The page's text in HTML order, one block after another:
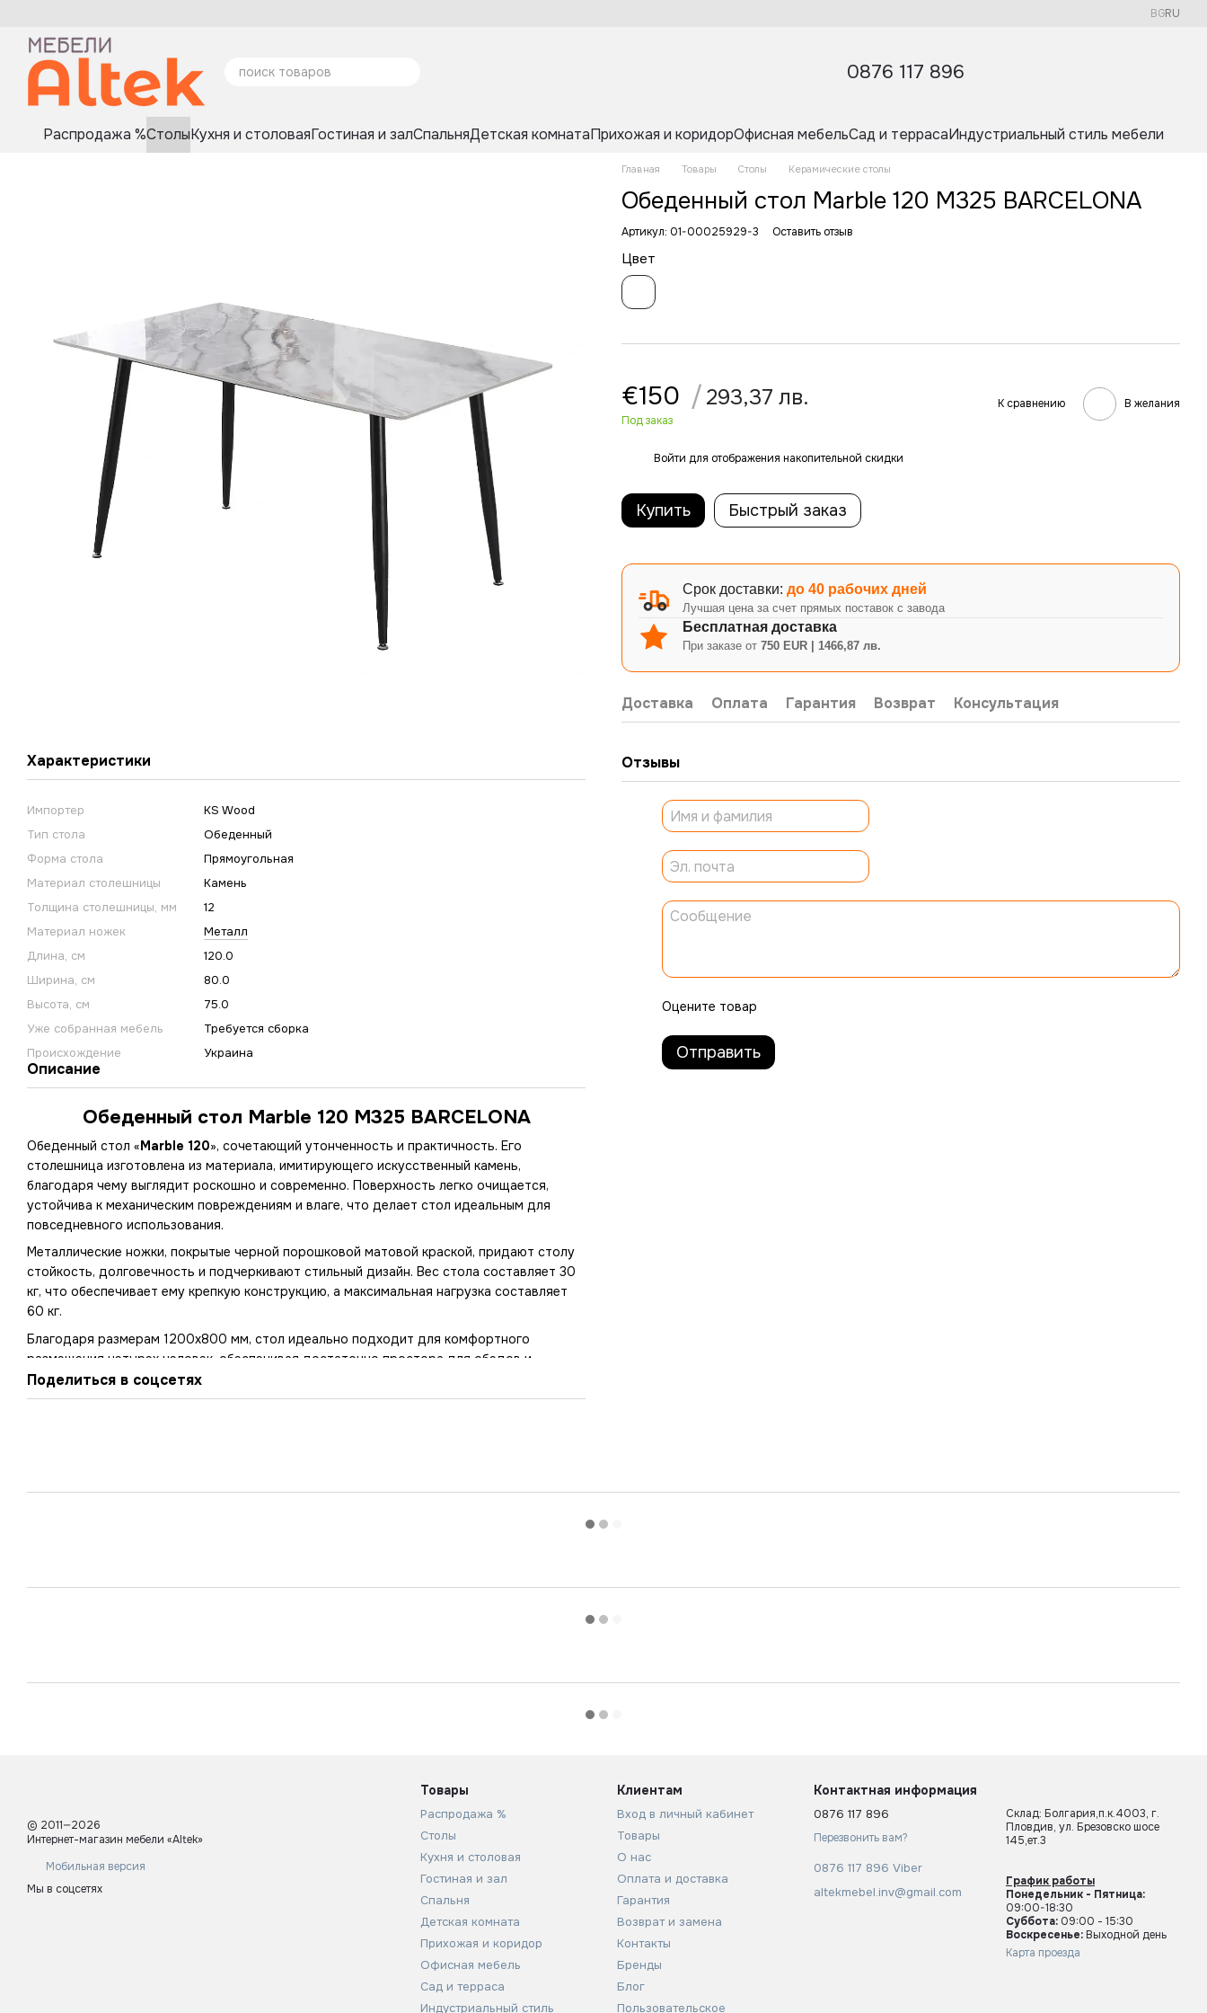
BGRU
0876 117 896
Распродажа %СтолыКухня и столоваяГостиная и залСпальняДетская комнатаПрихожая и коридорОфисная мебельСад и террасаИндустриальный стиль мебели
Характеристики
Импортер
KS Wood
Тип стола
Обеденный
Форма стола
Прямоугольная
Материал столешницы
Камень
Толщина столешницы, мм
12
Материал ножек
Металл
Длина, см
120.0
Ширина, см
80.0
Высота, см
75.0
Уже собранная мебель
Требуется сборка
Происхождение
Украина
Описание
Обеденный стол Marble 120 M325 BARCELONA
Обеденный стол «Marble 120», сочетающий утонченность и практичность. Его
столешница изготовлена ​​из материала, имитирующего искусственный камень,
благодаря чему выглядит роскошно и современно. Поверхность легко очищается,
устойчива к механическим повреждениям и влаге, что делает стол идеальным для
повседневного использования.
Металлические ножки, покрытые черной порошковой матовой краской, придают столу
стойкость, долговечность и подчеркивают стильный дизайн. Вес стола составляет 30
кг, что обеспечивает ему крепкую конструкцию, а максимальная нагрузка составляет
60 кг.
Благодаря размерам 1200x800 мм, стол идеально подходит для комфортного
размещения четырех человек, обеспечивая достаточно простора для обедов и
семейных встреч. Его высота – 750 мм, что соответствует стандартным параметрам
для удобного сиденья.
Поделиться в соцсетях
Главная Товары Столы Керамические столы
Обеденный стол Marble 120 M325 BARCELONA
Артикул: 01-00025929-3 Оставить отзыв
Цвет
€150 / 293,37 лв.
Под заказ
К сравнению В желания
Войти для отображения накопительной скидки
Купить Быстрый заказ
Срок доставки: до 40 рабочих дней
Лучшая цена за счет прямых поставок с завода
Бесплатная доставка
При заказе от 750 EUR | 1466,87 лв.
Доставка Оплата Гарантия Возврат Консультация
Отзывы
Оцените товар
Отправить
© 2011—2026
Интернет-магазин мебели «Altek»
Мобильная версия
Мы в соцсетях
Товары
Распродажа %
Столы
Кухня и столовая
Гостиная и зал
Спальня
Детская комната
Прихожая и коридор
Офисная мебель
Сад и терраса
Индустриальный стиль
Клиентам
Вход в личный кабинет
Товары
О нас
Оплата и доставка
Гарантия
Возврат и замена
Контакты
Бренды
Блог
Пользовательское
Контактная информация
0876 117 896
Перезвонить вам?
0876 117 896 Viber
altekmebel.inv@gmail.com
Склад: Болгария,п.к.4003, г.
Пловдив, ул. Брезовско шосе
145,ет.3
График работы
Понедельник - Пятница:
09:00-18:30
Суббота: 09:00 - 15:30
Воскресенье: Выходной день
Карта проезда